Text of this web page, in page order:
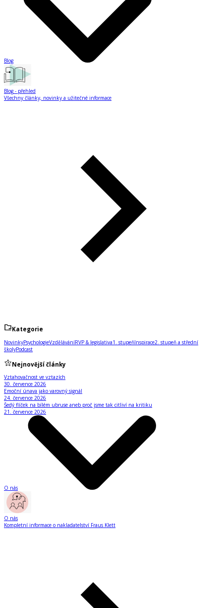
Blog
Blog - přehled
Všechny články, novinky a užitečné informace
Kategorie
NovinkyPsychologieVzděláváníRVP & legislativa1. stupeňInspirace2. stupeň a střední
školyPodcast
Nejnovější články
Vztahovačnost ve vztazích
30. července 2026
Emoční únava jako varovný signál
24. července 2026
Šedý flíček na bílém ubruse aneb proč jsme tak citliví na kritiku
21. července 2026
O nás
O nás
Kompletní informace o nakladatelství Fraus Klett